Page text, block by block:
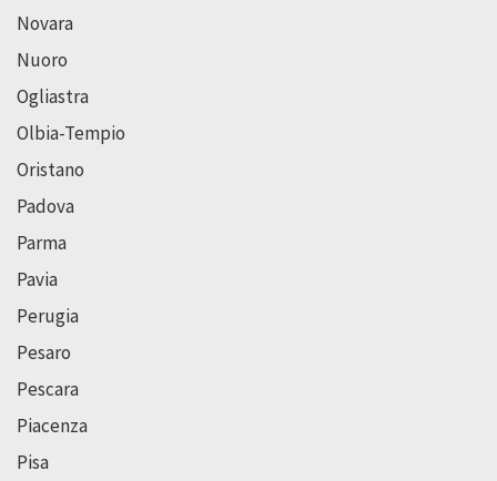
Novara
Nuoro
Ogliastra
Olbia-Tempio
Oristano
Padova
Parma
Pavia
Perugia
Pesaro
Pescara
Piacenza
Pisa